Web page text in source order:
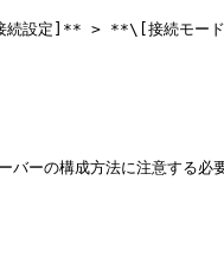
設定]** > **\[接続モード
ーの構成方法に注意する必